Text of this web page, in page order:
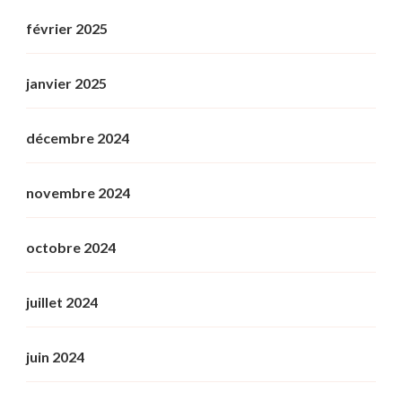
février 2025
janvier 2025
décembre 2024
novembre 2024
octobre 2024
juillet 2024
juin 2024